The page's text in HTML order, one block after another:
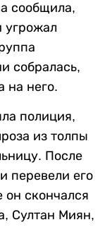
сообщила,
угрожал
собралась,
на него.
полиция,
из толпы
После
перевели его
он скончался
Султан Миян,